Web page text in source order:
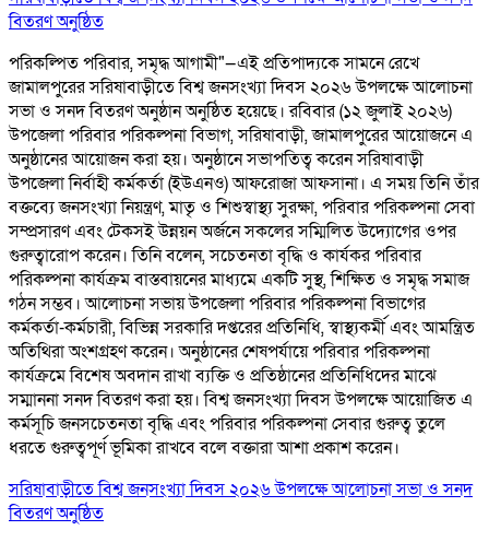
বিতরণ অনুষ্ঠিত
পরিকল্পিত পরিবার, সমৃদ্ধ আগামী"—এই প্রতিপাদ্যকে সামনে রেখে
জামালপুরের সরিষাবাড়ীতে বিশ্ব জনসংখ্যা দিবস ২০২৬ উপলক্ষে আলোচনা
সভা ও সনদ বিতরণ অনুষ্ঠান অনুষ্ঠিত হয়েছে। রবিবার (১২ জুলাই ২০২৬)
উপজেলা পরিবার পরিকল্পনা বিভাগ, সরিষাবাড়ী, জামালপুরের আয়োজনে এ
অনুষ্ঠানের আয়োজন করা হয়। অনুষ্ঠানে সভাপতিত্ব করেন সরিষাবাড়ী
উপজেলা নির্বাহী কর্মকর্তা (ইউএনও) আফরোজা আফসানা। এ সময় তিনি তাঁর
বক্তব্যে জনসংখ্যা নিয়ন্ত্রণ, মাতৃ ও শিশুস্বাস্থ্য সুরক্ষা, পরিবার পরিকল্পনা সেবা
সম্প্রসারণ এবং টেকসই উন্নয়ন অর্জনে সকলের সম্মিলিত উদ্যোগের ওপর
গুরুত্বারোপ করেন। তিনি বলেন, সচেতনতা বৃদ্ধি ও কার্যকর পরিবার
পরিকল্পনা কার্যক্রম বাস্তবায়নের মাধ্যমে একটি সুস্থ, শিক্ষিত ও সমৃদ্ধ সমাজ
গঠন সম্ভব। আলোচনা সভায় উপজেলা পরিবার পরিকল্পনা বিভাগের
কর্মকর্তা-কর্মচারী, বিভিন্ন সরকারি দপ্তরের প্রতিনিধি, স্বাস্থ্যকর্মী এবং আমন্ত্রিত
অতিথিরা অংশগ্রহণ করেন। অনুষ্ঠানের শেষপর্যায়ে পরিবার পরিকল্পনা
কার্যক্রমে বিশেষ অবদান রাখা ব্যক্তি ও প্রতিষ্ঠানের প্রতিনিধিদের মাঝে
সম্মাননা সনদ বিতরণ করা হয়। বিশ্ব জনসংখ্যা দিবস উপলক্ষে আয়োজিত এ
কর্মসূচি জনসচেতনতা বৃদ্ধি এবং পরিবার পরিকল্পনা সেবার গুরুত্ব তুলে
ধরতে গুরুত্বপূর্ণ ভূমিকা রাখবে বলে বক্তারা আশা প্রকাশ করেন।
সরিষাবাড়ীতে বিশ্ব জনসংখ্যা দিবস ২০২৬ উপলক্ষে আলোচনা সভা ও সনদ
বিতরণ অনুষ্ঠিত